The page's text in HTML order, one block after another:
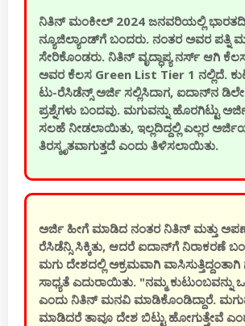
ನಿತಿನ್ ಮಂಕೀಲ್ 2024 ಜನವರಿಯಲ್ಲಿ
ನ್ಯೂಜಿಲ್ಯಾಂಡ್‌ಗೆ ಬಂದರು. ನಂತರ ಅವರ ಪತ್ನಿ
ಸೇರಿಕೊಂಡರು. ನಿತಿನ್ ವೃದ್ಧಾಪ್ಯ ನರ್ಸ್ ಆಗಿ ಕೆಲಸ
ಅವರ ಕೆಲಸ Green List Tier 1 ನಲ್ಲಿದೆ.
ಟು-ರೆಸಿಡೆನ್ಸ್ ಅರ್ಜಿ ಸಲ್ಲಿಸಿದಾಗ, ಐದಾನ್‌ನ
ಪ್ರಶ್ನೆಗಳು ಬಂದವು. ಮಗುವನ್ನು ಹೊರಗಿಟ್ಟು
ಸಲಹೆ ನೀಡಲಾಯಿತು, ಇಲ್ಲದಿದ್ದಲ್ಲಿ ಎಲ್ಲರ
ತಿರಸ್ಕೃತವಾಗುತ್ತದೆ ಎಂದು ತಿಳಿಸಲಾಯಿತು.
ಅರ್ಜಿ ಹೀಗೆ ಮಾಡಿದ ನಂತರ ನಿತಿನ್ ಮತ್ತು
ರೆಸಿಡೆನ್ಸಿ ಸಿಕ್ಕಿತು, ಆದರೆ ಐದಾನ್‌ಗೆ ನಿರಾಕರಣೆ
ಮಗು ದೇಶದಲ್ಲಿ ಅಕ್ರಮವಾಗಿ ವಾಸಿಸುತ್ತಿದ್ದಂತಾಗಿ
ಸಾಧ್ಯತೆ ಎದುರಾಯಿತು. "ನಮ್ಮ
ಎಂದು ನಿತಿನ್ ಮನವಿ ಮಾಡಿಕೊಂಡಿದ್ದಾರೆ.
ಮಾಡಿದರೆ ತಾವೂ ದೇಶ ಬಿಟ್ಟು ಹೋಗುತ್ತೇವೆ